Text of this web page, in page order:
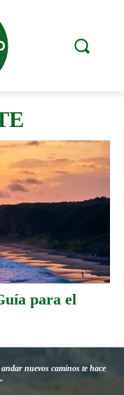
para el
nuevos caminos te hace